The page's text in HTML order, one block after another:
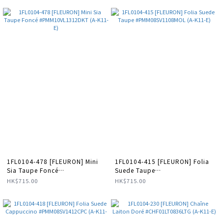
1FL0104-478 [FLEURON] Mini
Sia Taupe Foncé
#PMM10VL1312DKT (A-K11-E)
HK$715.00
1FL0104-415 [FLEURON] Folia
Suede Taupe
#PMM08SV1108MOL (A-K11-E)
HK$715.00